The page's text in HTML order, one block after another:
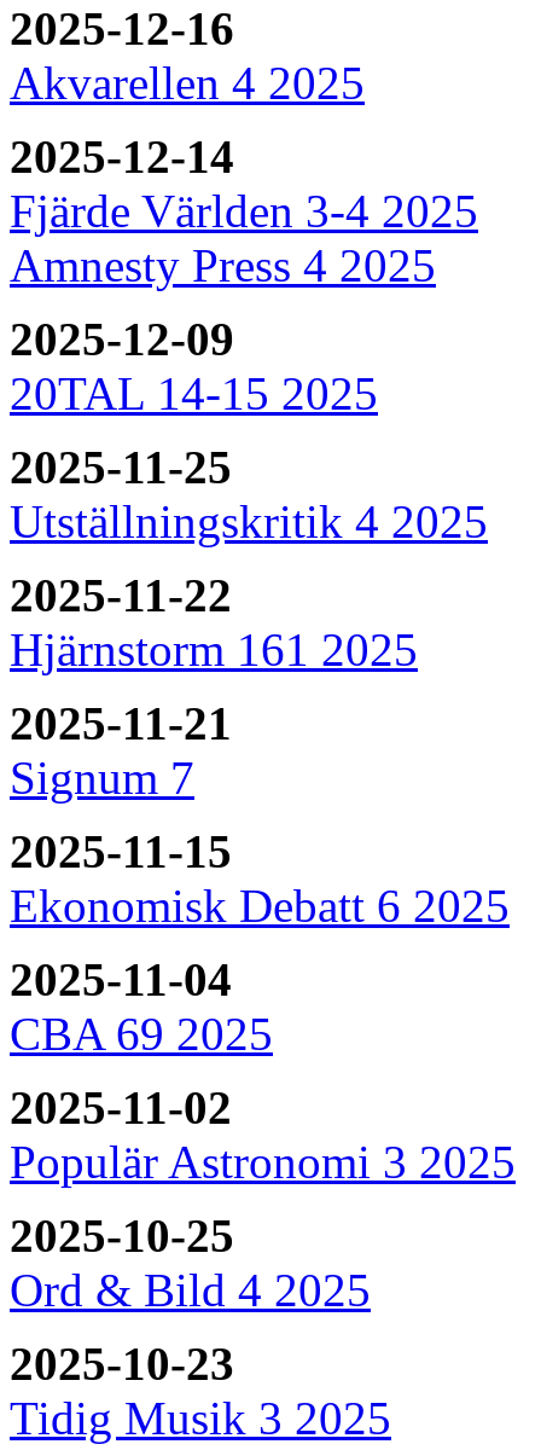
2025-12-16
Akvarellen 4 2025
2025-12-14
Fjärde Världen 3-4 2025
Amnesty Press 4 2025
2025-12-09
20TAL 14-15 2025
2025-11-25
Utställningskritik 4 2025
2025-11-22
Hjärnstorm 161 2025
2025-11-21
Signum 7
2025-11-15
Ekonomisk Debatt 6 2025
2025-11-04
CBA 69 2025
2025-11-02
Populär Astronomi 3 2025
2025-10-25
Ord & Bild 4 2025
2025-10-23
Tidig Musik 3 2025